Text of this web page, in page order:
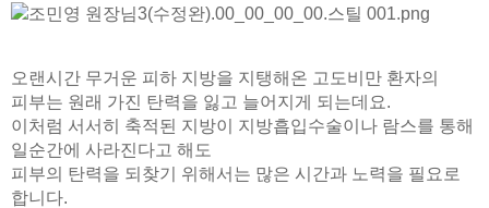
오랜시간 무거운 피하 지방을 지탱해온 고도비만 환자의
피부는 원래 가진 탄력을 잃고 늘어지게 되는데요.
이처럼 서서히 축적된 지방이 지방흡입수술이나 람스를 통해
일순간에 사라진다고 해도
피부의 탄력을 되찾기 위해서는 많은 시간과 노력을 필요로
합니다.